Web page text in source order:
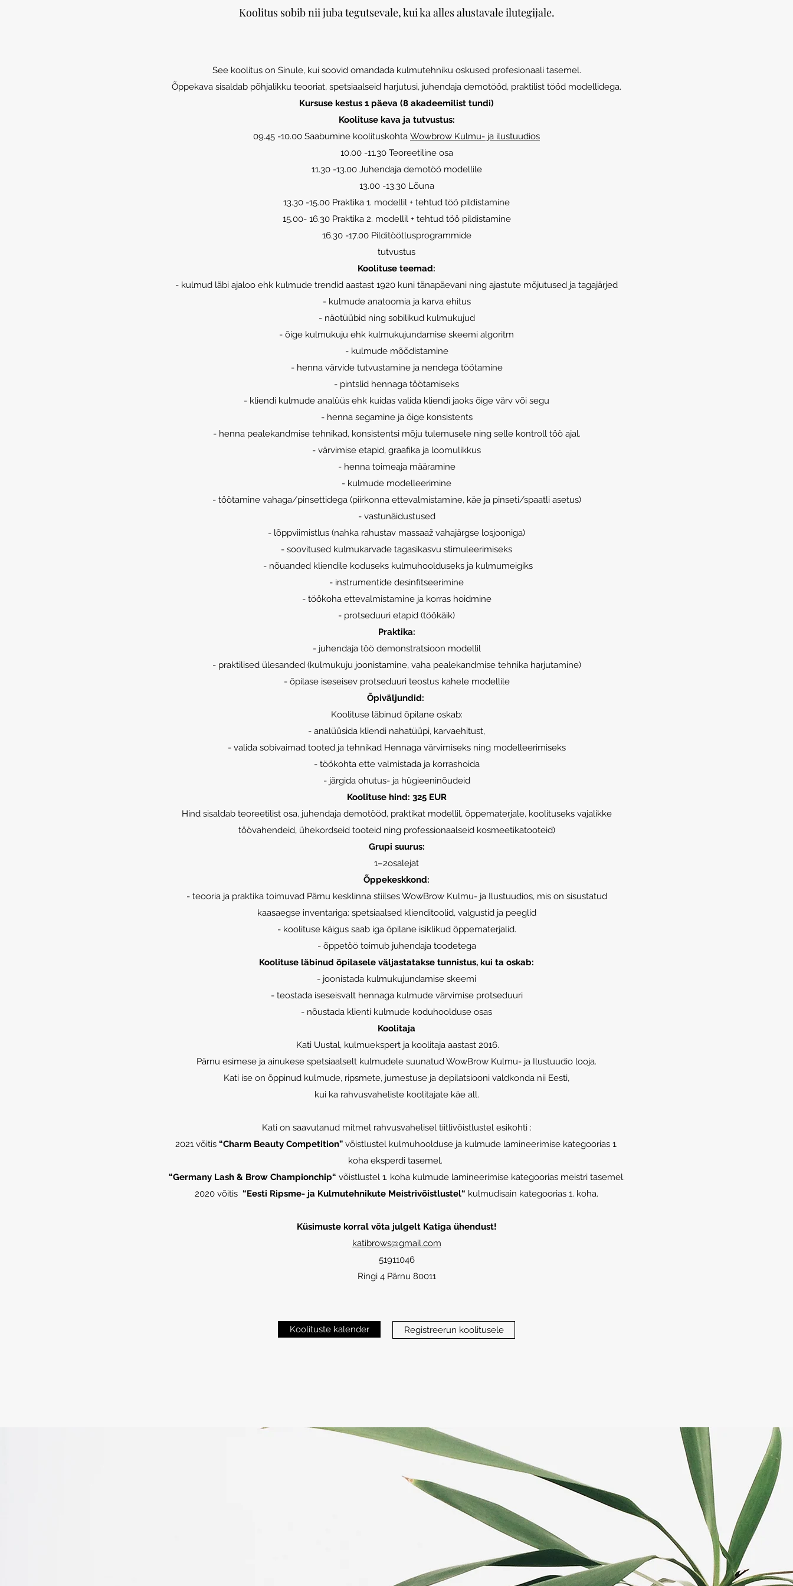
Koolitus sobib nii juba tegutsevale, kui ka alles alustavale ilutegijale.
See koolitus on Sinule, kui soovid omandada kulmutehniku oskused profesionaali tasemel.
Õppekava sisaldab põhjalikku teooriat, spetsiaalseid harjutusi, juhendaja demotööd, praktilist tööd modellidega.
Kursuse kestus 1 päeva (8 akadeemilist tundi)
Koolituse kava ja tutvustus:
09.45 -10.00 Saabumine koolituskohta Wowbrow Kulmu- ja ilustuudios
10.00 -11.30 Teoreetiline osa
11.30 -13.00 Juhendaja demotöö modellile
13.00 -13.30 Lõuna
13.30 -15.00 Praktika 1. modellil + tehtud töö pildistamine
15.00- 16.30 Praktika 2. modellil + tehtud töö pildistamine
16.30 -17.00 Pilditöötlusprogrammide
tutvustus
Koolituse teemad:
- kulmud läbi ajaloo ehk kulmude trendid aastast 1920 kuni tänapäevani ning ajastute mõjutused ja tagajärjed
- kulmude anatoomia ja karva ehitus
- näotüübid ning sobilikud kulmukujud
- õige kulmukuju ehk kulmukujundamise skeemi algoritm
- kulmude mõõdistamine
- henna värvide tutvustamine ja nendega töötamine
- pintslid hennaga töötamiseks
- kliendi kulmude analüüs ehk kuidas valida kliendi jaoks õige värv või segu
- henna segamine ja õige konsistents
- henna pealekandmise tehnikad, konsistentsi mõju tulemusele ning selle kontroll töö ajal.
- värvimise etapid, graafika ja loomulikkus
- henna toimeaja määramine
- kulmude modelleerimine
- töötamine vahaga/pinsettidega (piirkonna ettevalmistamine, käe ja pinseti/spaatli asetus)
- vastunäidustused
- lõppviimistlus (nahka rahustav massaaž vahajärgse losjooniga)
- soovitused kulmukarvade tagasikasvu stimuleerimiseks
- nõuanded kliendile koduseks kulmuhoolduseks ja kulmumeigiks
- instrumentide desinfitseerimine
- töökoha ettevalmistamine ja korras hoidmine
- protseduuri etapid (töökäik)
Praktika:
- juhendaja töö demonstratsioon modellil
- praktilised ülesanded (kulmukuju joonistamine, vaha pealekandmise tehnika harjutamine)
- õpilase iseseisev protseduuri teostus kahele modellile
Õpiväljundid:
Koolituse läbinud õpilane oskab:
- analüüsida kliendi nahatüüpi, karvaehitust,
- valida sobivaimad tooted ja tehnikad Hennaga värvimiseks ning modelleerimiseks
- töökohta ette valmistada ja korrashoida
- järgida ohutus- ja hügieeninõudeid
Koolituse hind: 325 EUR
Hind sisaldab teoreetilist osa, juhendaja demotööd, praktikat modellil, õppematerjale, koolituseks vajalikke
töövahendeid, ühekordseid tooteid ning professionaalseid kosmeetikatooteid)
Grupi suurus:
1–2osalejat
Õppekeskkond:
- teooria ja praktika toimuvad Pärnu kesklinna stiilses WowBrow Kulmu- ja Ilustuudios, mis on sisustatud
kaasaegse inventariga: spetsiaalsed klienditoolid, valgustid ja peeglid
- koolituse käigus saab iga õpilane isiklikud õppematerjalid.
- õppetöö toimub juhendaja toodetega​
Koolituse läbinud õpilasele väljastatakse tunnistus, kui ta oskab:
- joonistada kulmukujundamise skeemi
- teostada iseseisvalt hennaga kulmude värvimise protseduuri
- nõustada klienti kulmude koduhoolduse osas​
Koolitaja
Kati Uustal, kulmuekspert ja koolitaja aastast 2016.
Pärnu esimese ja ainukese spetsiaalselt kulmudele suunatud WowBrow Kulmu- ja Ilustuudio looja.
Kati ise on õppinud kulmude, ripsmete, jumestuse ja depilatsiooni valdkonda nii Eesti,
kui ka rahvusvaheliste koolitajate käe all.​
Kati on saavutanud mitmel rahvusvahelisel tiitlivõistlustel esikohti :
2021 võitis “Charm Beauty Competition” võistlustel kulmuhoolduse ja kulmude lamineerimise kategoorias 1.
koha eksperdi tasemel.
“Germany Lash & Brow Championchip“ võistlustel 1. koha kulmude lamineerimise kategoorias meistri tasemel.
2020 võitis “Eesti Ripsme- ja Kulmutehnikute Meistrivõistlustel“ kulmudisain kategoorias 1. koha.
Küsimuste korral võta julgelt Katiga ühendust!
katibrows@gmail.com
51911046
Ringi 4 Pärnu 80011
Koolituste kalender Registreerun koolitusele